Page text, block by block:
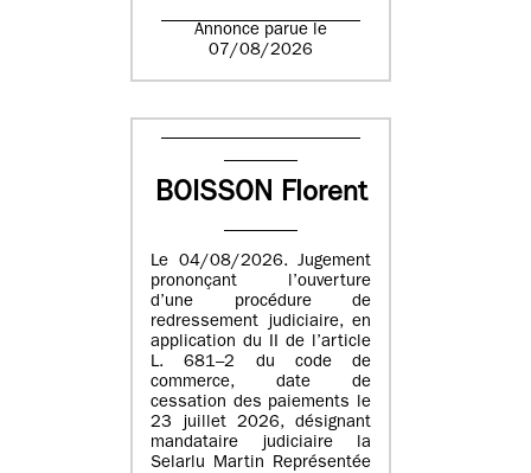
Annonce parue le
07/08/2026
BOISSON Florent
Le 04/08/2026. Jugement
prononçant l’ouverture
d’une procédure de
redressement judiciaire, en
application du II de l’article
L. 681–2 du code de
commerce, date de
cessation des paiements le
23 juillet 2026, désignant
mandataire judiciaire la
Selarlu Martin Représentée